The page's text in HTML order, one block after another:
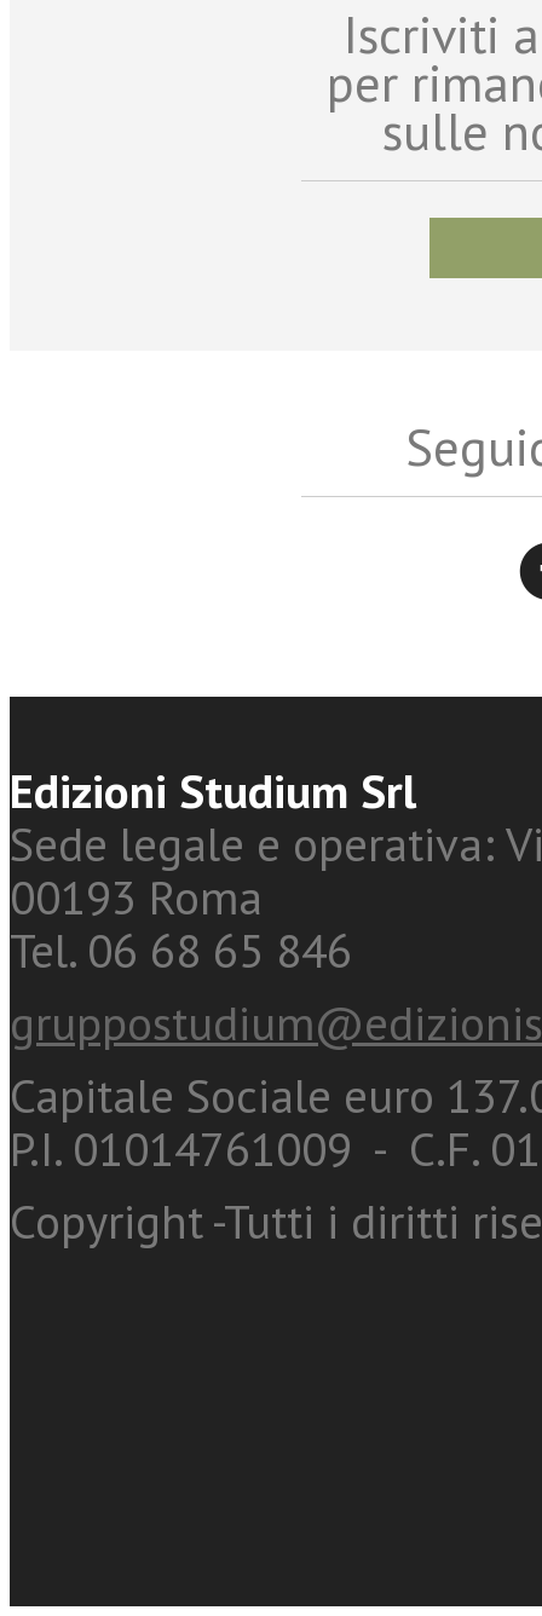
Iscriviti
per
sulle
Edizioni Studium Srl
Sede legale e operativa:
00193 Roma
Tel. 06 68 65 846
Capitale Sociale euro
P.I. 01014761009 - C.F.
Copyright -Tutti i diritti